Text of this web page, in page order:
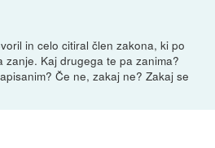
in celo citiral člen zakona, ki po
zanje. Kaj drugega te pa zanima?
Če ne, zakaj ne? Zakaj se